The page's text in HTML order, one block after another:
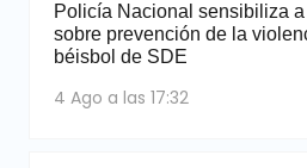
Policía Nacional sensibiliza
sobre prevención de la
béisbol de SDE
4 Ago a las 17:32